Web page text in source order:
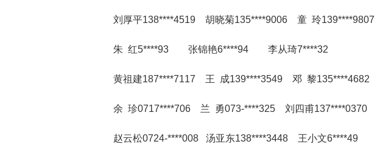
刘厚平138****4519 胡晓菊135****9006 童 玲139****9807
朱 红5****93 张锦艳6****94 李从琦7****32
黄祖建187****7117 王 成139****3549 邓 黎135****4682
余 珍0717****706 兰 勇073-****325 刘四甫137****0370
赵云松0724-****008 汤亚东138****3448 王小文6****49